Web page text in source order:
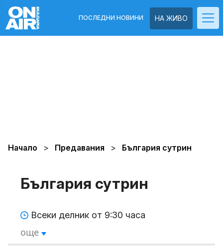
НА ЖИВО
ПОСЛЕДНИ НОВИНИ
Начало Предавания България сутрин
България сутрин
Всеки делник от 9:30 часа
още